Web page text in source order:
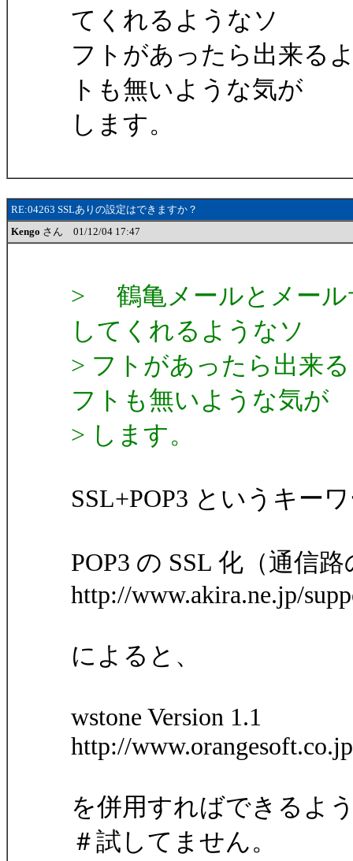
てくれるようなソ
フトがあったら出来る
トも無いような気が
します。
RE:04263 SSLありの設定はできますか？
Kengo さん 01/12/04 17:47
> 鶴亀メールとメール
してくれるようなソ
> フトがあったら出来
フトも無いような気が
> します。
SSL+POP3 というキー
POP3 の SSL 化（通信
http://www.akira.ne.jp/
によると、
wstone Version 1.1
http://
を併用すればできるよ
＃試してません。